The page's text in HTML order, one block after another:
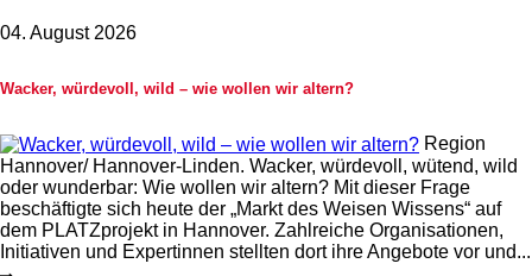
04. August 2026
Wacker, würdevoll, wild – wie wollen wir altern?
Region
Hannover/ Hannover-Linden. Wacker, würdevoll, wütend, wild
oder wunderbar: Wie wollen wir altern? Mit dieser Frage
beschäftigte sich heute der „Markt des Weisen Wissens“ auf
dem PLATZprojekt in Hannover. Zahlreiche Organisationen,
Initiativen und Expertinnen stellten dort ihre Angebote vor und...